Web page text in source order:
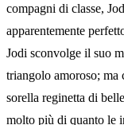
compagni di classe,
apparentemente
Jodi sconvolge il suo
triangolo amoroso; ma
sorella reginetta di
molto più di quanto le